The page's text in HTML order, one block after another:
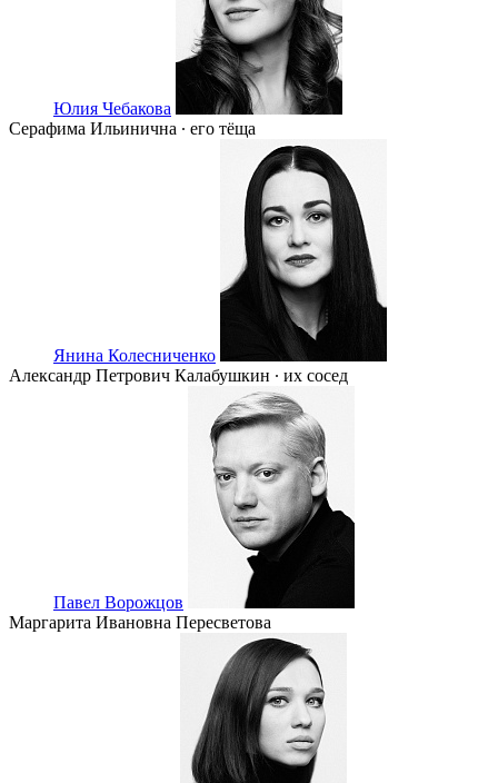
Юлия Чебакова
Серафима Ильинична ∙ его тёща
Янина Колесниченко
Александр Петрович Калабушкин ∙ их сосед
Павел Ворожцов
Маргарита Ивановна Пересветова